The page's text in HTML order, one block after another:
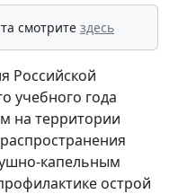
смотрите здесь
Российской
учебного года
на территории
капельным
острой